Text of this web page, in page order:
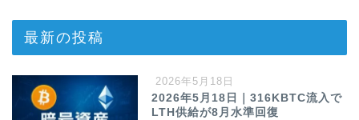
最新の投稿
2026年5月18日
2026年5月18日｜316KBTC流入で
LTH供給が8月水準回復